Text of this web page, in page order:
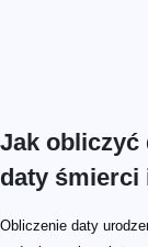
Jak obliczyć
daty śmierci
Obliczenie daty
30,4
365,25
30,4
30
31
28
30,4
12